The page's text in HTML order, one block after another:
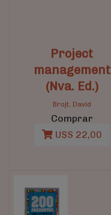
Project
management
(Nva. Ed.)
Brojt, David
Comprar
U$S 22,00